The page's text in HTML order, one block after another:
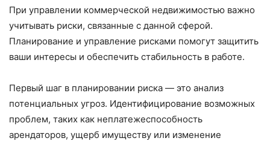
При управлении коммерческой недвижимостью важно
учитывать риски, связанные с данной сферой.
Планирование и управление рисками помогут защитить
ваши интересы и обеспечить стабильность в работе.
Первый шаг в планировании риска — это анализ
потенциальных угроз. Идентифицирование возможных
проблем, таких как неплатежеспособность
арендаторов, ущерб имуществу или изменение